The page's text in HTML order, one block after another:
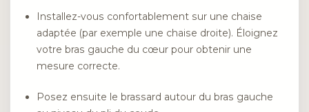
Installez-vous confortablement sur une chaise
adaptée (par exemple une chaise droite). Éloignez
votre bras gauche du cœur pour obtenir une
mesure correcte.
Posez ensuite le brassard autour du bras gauche